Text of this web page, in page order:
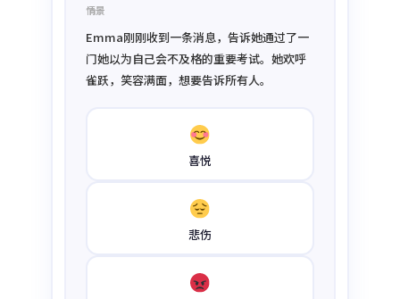
情景
Emma刚刚收到一条消息，告诉她通过了一
门她以为自己会不及格的重要考试。她欢呼
雀跃，笑容满面，想要告诉所有人。
喜悦
悲伤